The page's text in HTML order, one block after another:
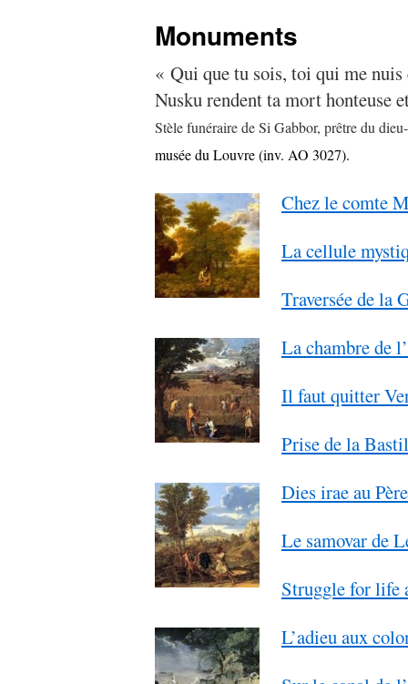
Monuments
« Qui que tu sois, toi qui me
Nusku rendent ta mort honteuse
Stèle funéraire de Si Gabbor, prêtre du
musée du Louvre (inv. AO 3027).
Chez le comte
La cellule
Traversée de la
La chambre de
Il faut quitter
Prise de la
Dies irae au
Le samovar de
Struggle for life
L’adieu aux